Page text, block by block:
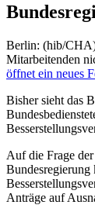
Berlin: (hib/CHA)
Mitarbeitenden
öffnet ein neues
Bisher sieht das
Auf die Frage
Bundesregierung
Anträge auf